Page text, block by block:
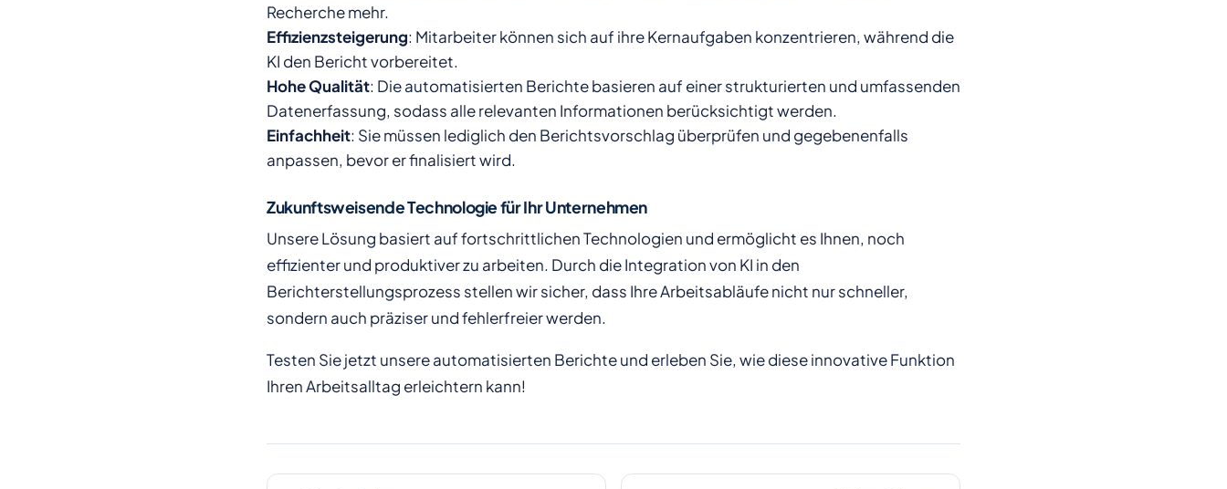
Recherche mehr.
Effizienzsteigerung: Mitarbeiter können sich auf ihre Kernaufgaben konzentrieren, während die
KI den Bericht vorbereitet.
Hohe Qualität: Die automatisierten Berichte basieren auf einer strukturierten und umfassenden
Datenerfassung, sodass alle relevanten Informationen berücksichtigt werden.
Einfachheit: Sie müssen lediglich den Berichtsvorschlag überprüfen und gegebenenfalls
anpassen, bevor er finalisiert wird.
Zukunftsweisende Technologie für Ihr Unternehmen
Unsere Lösung basiert auf fortschrittlichen Technologien und ermöglicht es Ihnen, noch
effizienter und produktiver zu arbeiten. Durch die Integration von KI in den
Berichterstellungsprozess stellen wir sicher, dass Ihre Arbeitsabläufe nicht nur schneller,
sondern auch präziser und fehlerfreier werden.
Testen Sie jetzt unsere automatisierten Berichte und erleben Sie, wie diese innovative Funktion
Ihren Arbeitsalltag erleichtern kann!